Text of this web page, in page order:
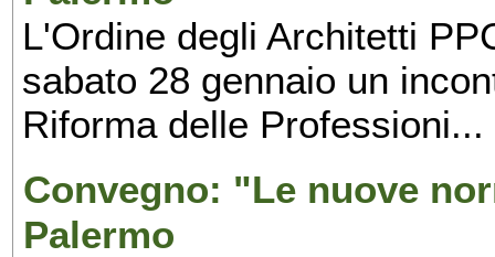
L'Ordine degli Architetti
sabato 28 gennaio un
Riforma delle Professioni...
Convegno: "Le nuove
Palermo